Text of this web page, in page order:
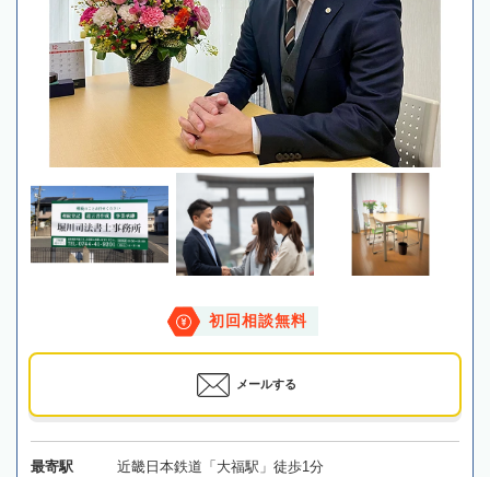
初回相談無料
メールする
最寄駅 近畿日本鉄道「大福駅」徒歩1分